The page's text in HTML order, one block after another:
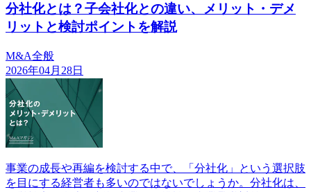
分社化とは？子会社化との違い、メリット・デメ
リットと検討ポイントを解説
M&A全般
2026年04月28日
事業の成長や再編を検討する中で、「分社化」という選択肢
を目にする経営者も多いのではないでしょうか。分社化は、